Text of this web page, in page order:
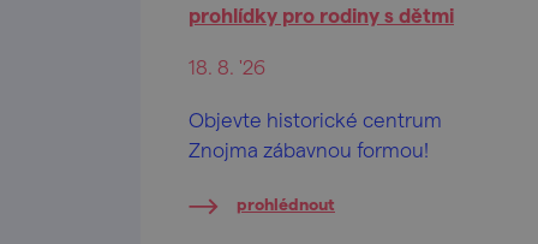
prohlídky pro rodiny s dětmi
18. 8. '26
Objevte historické centrum
Znojma zábavnou formou!
prohlédnout